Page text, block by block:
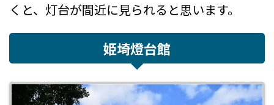
くと、灯台が間近に見られると思います。
姫埼燈台館